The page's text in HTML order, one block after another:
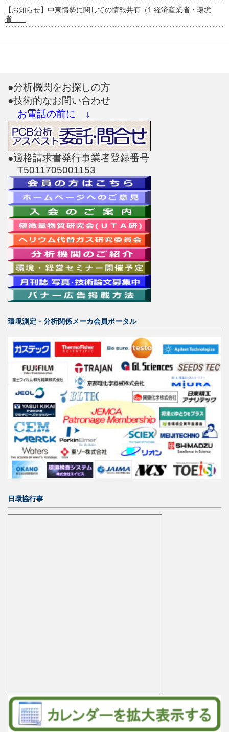
【お知らせ】中東情勢に関しての情報共有（1.経済産業省・環境
省 …
●分析機関をお探しの方
●技術的なお問い合わせ
お電話の前に ↓
●適格請求書発行事業者登録番号
T5011705001153
環境測定・分析関係メーカ会員ポータル
日環協行事